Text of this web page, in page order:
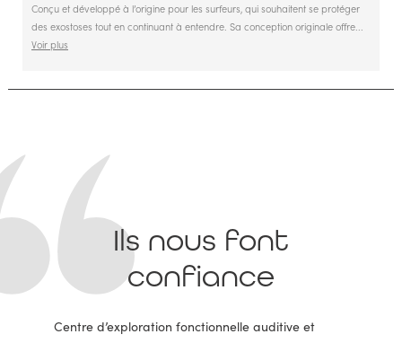
Conçu et développé à l’origine pour les surfeurs, qui souhaitent se protéger
des exostoses tout en continuant à entendre. Sa conception originale offre...
Voir plus
Ils nous font
confiance
Centre d’exploration fonctionnelle auditive et